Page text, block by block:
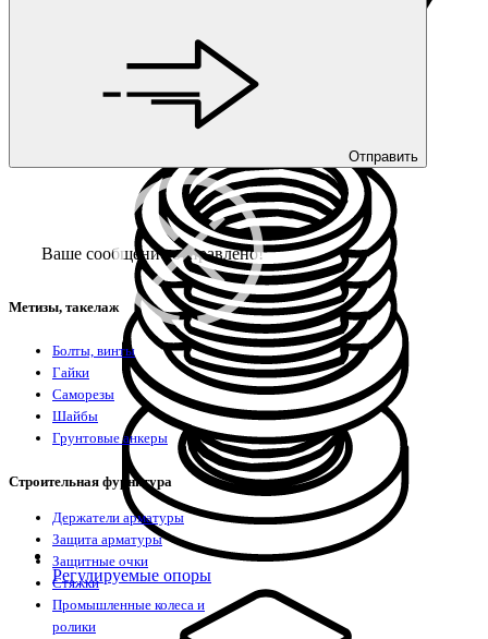
Универсальные опоры
Регулируемые опоры
Отправить
Ваше сообщение отправлено!
Метизы, такелаж
Болты, винты
Гайки
Саморезы
Шайбы
Грунтовые анкеры
Строительная фурнитура
Держатели арматуры
Защита арматуры
Защитные очки
Стяжки
Промышленные колеса и
ролики